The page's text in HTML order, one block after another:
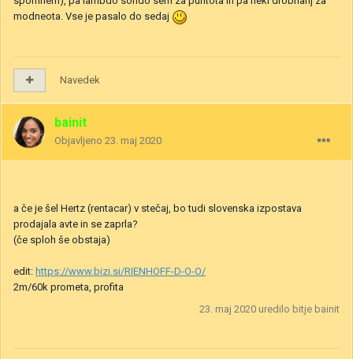
modneota. Vse je pasalo do sedaj
Navedek
bainit
Objavljeno 23. maj 2020
a če je šel Hertz (rentacar) v stečaj, bo tudi slovenska izpostava
prodajala avte in se zaprla?
(če sploh še obstaja)
edit: https://www.bizi.si/RIENHOFF-D-O-O/
2m/60k prometa, profita
23. maj 2020 uredilo bitje bainit